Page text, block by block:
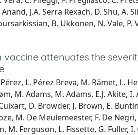
J.A. Serra Rexach, D. Shu,
B. Ukkonen, N. Vale,
attenuates the
L. Pérez Breva, M. Rämet, L.
M. Adams, M. Adams, E.J. Akite,
D. Browder, J. Brown, E.
M. De Meulemeester, F. De
M. Ferguson, L. Fissette, G. Fuller,